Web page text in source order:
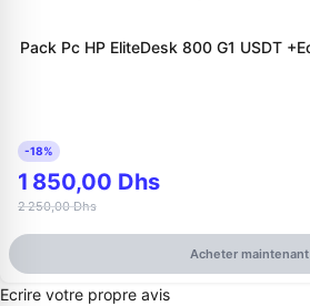
-18%
1 850,00 Dhs
2 250,00 Dhs
Acheter maintenant
Ecrire votre propre avis